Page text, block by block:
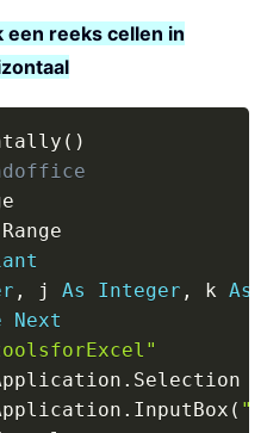
een reeks cellen in
( )
, j As Integer , k As
Next
.
. InputBox (